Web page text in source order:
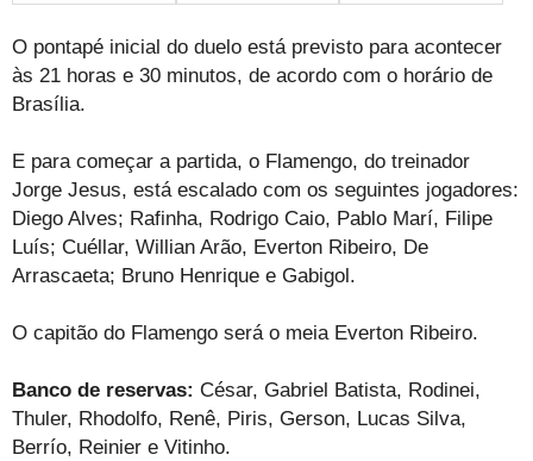
O pontapé inicial do duelo está previsto para acontecer
às 21 horas e 30 minutos, de acordo com o horário de
Brasília.
E para começar a partida, o Flamengo, do treinador
Jorge Jesus, está escalado com os seguintes jogadores:
Diego Alves; Rafinha, Rodrigo Caio, Pablo Marí, Filipe
Luís; Cuéllar, Willian Arão, Everton Ribeiro, De
Arrascaeta; Bruno Henrique e Gabigol.
O capitão do Flamengo será o meia Everton Ribeiro.
Banco de reservas: César, Gabriel Batista, Rodinei,
Thuler, Rhodolfo, Renê, Piris, Gerson, Lucas Silva,
Berrío, Reinier e Vitinho.